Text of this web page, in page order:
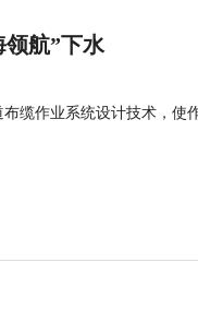
领航”下水
缆作业系统设计技术，使